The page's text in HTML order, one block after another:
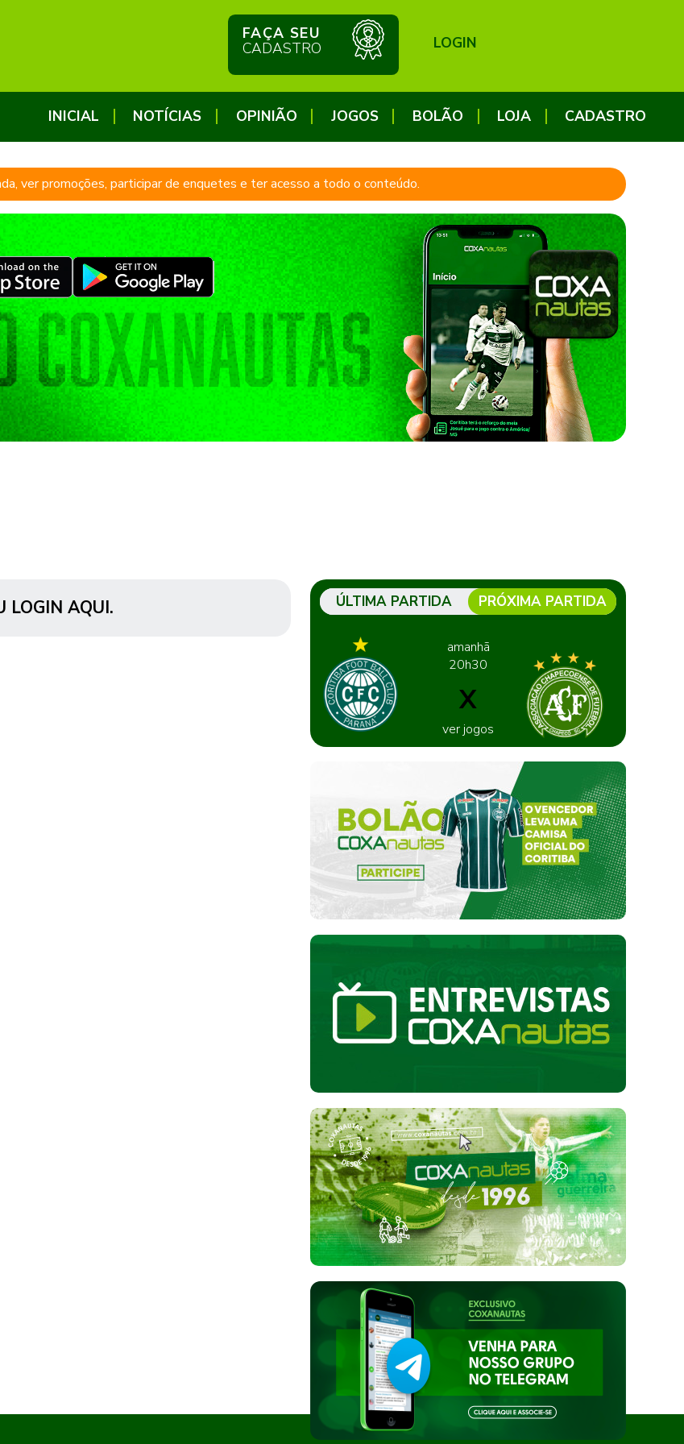
FAÇA SEU
CADASTRO LOGIN
INICIAL NOTÍCIAS OPINIÃO JOGOS BOLÃO LOJA CADASTRO
ver promoções, participar de enquetes e ter acesso a todo o conteúdo.
LOGIN AQUI. ÚLTIMA PARTIDA PRÓXIMA PARTIDA
amanhã
20h30
X
ver jogos